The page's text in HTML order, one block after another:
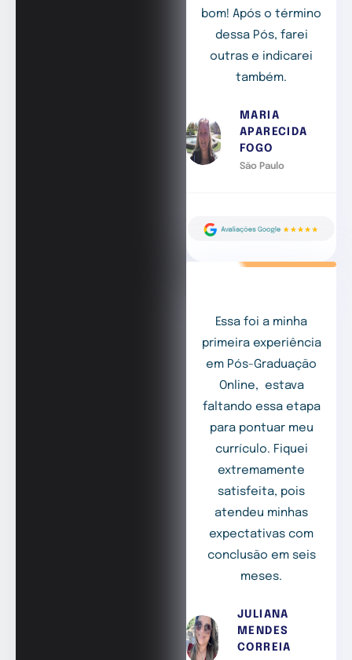
bom! Após o término
dessa Pós, farei
outras e indicarei
também.
MARIA
APARECIDA
FOGO
São Paulo
Essa foi a minha
primeira experiência
em Pós-Graduação
Online, estava
faltando essa etapa
para pontuar meu
currículo. Fiquei
extremamente
satisfeita, pois
atendeu minhas
expectativas com
conclusão em seis
meses.
JULIANA
MENDES
CORREIA